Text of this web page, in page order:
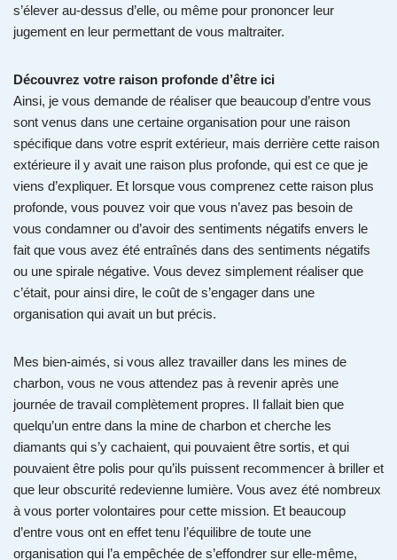
s’élever au-dessus d’elle, ou même pour prononcer leur
jugement en leur permettant de vous maltraiter.
Découvrez votre raison profonde d’être ici
Ainsi, je vous demande de réaliser que beaucoup d’entre vous
sont venus dans une certaine organisation pour une raison
spécifique dans votre esprit extérieur, mais derrière cette raison
extérieure il y avait une raison plus profonde, qui est ce que je
viens d’expliquer. Et lorsque vous comprenez cette raison plus
profonde, vous pouvez voir que vous n’avez pas besoin de
vous condamner ou d’avoir des sentiments négatifs envers le
fait que vous avez été entraînés dans des sentiments négatifs
ou une spirale négative. Vous devez simplement réaliser que
c’était, pour ainsi dire, le coût de s’engager dans une
organisation qui avait un but précis.
Mes bien-aimés, si vous allez travailler dans les mines de
charbon, vous ne vous attendez pas à revenir après une
journée de travail complètement propres. Il fallait bien que
quelqu’un entre dans la mine de charbon et cherche les
diamants qui s’y cachaient, qui pouvaient être sortis, et qui
pouvaient être polis pour qu’ils puissent recommencer à briller et
que leur obscurité redevienne lumière. Vous avez été nombreux
à vous porter volontaires pour cette mission. Et beaucoup
d’entre vous ont en effet tenu l’équilibre de toute une
organisation qui l’a empêchée de s’effondrer sur elle-même,